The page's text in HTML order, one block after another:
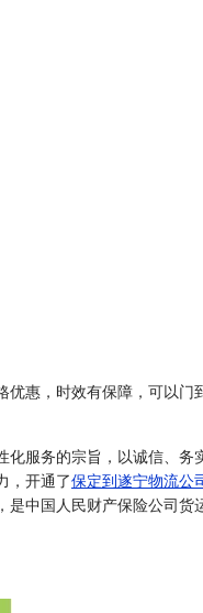
优惠，时效有保障，可以门
化服务的宗旨，以诚信、务
，开通了保定到遂宁物流公
是中国人民财产保险公司货